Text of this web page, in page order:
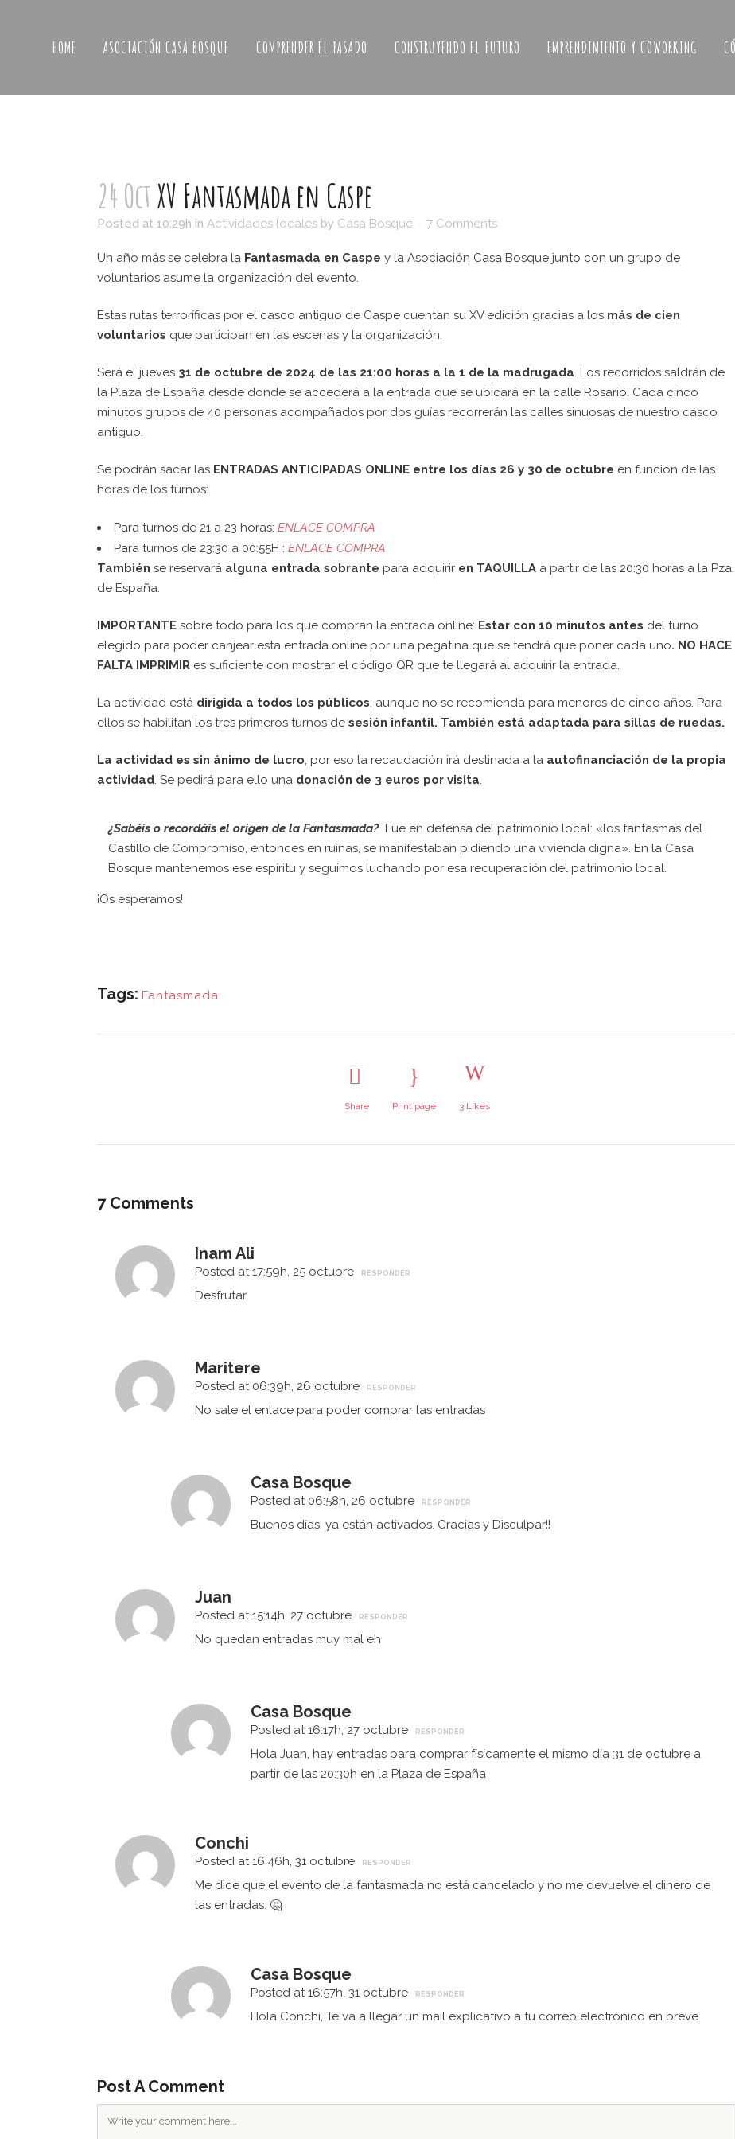
HOME ASOCIACIÓN CASA BOSQUE COMPRENDER EL PASADO CONSTRUYENDO EL FUTURO EMPRENDIMIENTO Y COWORKING
24 OctXV Fantasmada en Caspe
Posted at 10:29h in Actividades locales by Casa Bosque 7 Comments
Un año más se celebra la Fantasmada en Caspe y la Asociación Casa Bosque junto con un grupo de
voluntarios asume la organización del evento.
Estas rutas terroríficas por el casco antiguo de Caspe cuentan su XV edición gracias a los más de cien
voluntarios que participan en las escenas y la organización.
Será el jueves 31 de octubre de 2024 de las 21:00 horas a la 1 de la madrugada. Los recorridos saldrán de
la Plaza de España desde donde se accederá a la entrada que se ubicará en la calle Rosario. Cada cinco
minutos grupos de 40 personas acompañados por dos guías recorrerán las calles sinuosas de nuestro casco
antiguo.
Se podrán sacar las ENTRADAS ANTICIPADAS ONLINE entre los días 26 y 30 de octubre en función de las
horas de los turnos:
Para turnos de 21 a 23 horas: ENLACE COMPRA
Para turnos de 23:30 a 00:55H : ENLACE COMPRA
También se reservará alguna entrada sobrante para adquirir en TAQUILLA a partir de las 20:30 horas a la Pza.
de España.
IMPORTANTE sobre todo para los que compran la entrada online: Estar con 10 minutos antes del turno
elegido para poder canjear esta entrada online por una pegatina que se tendrá que poner cada uno. NO HACE
FALTA IMPRIMIR es suficiente con mostrar el código QR que te llegará al adquirir la entrada.
La actividad está dirigida a todos los públicos, aunque no se recomienda para menores de cinco años. Para
ellos se habilitan los tres primeros turnos de sesión infantil. También está adaptada para sillas de ruedas.
La actividad es sin ánimo de lucro, por eso la recaudación irá destinada a la autofinanciación de la propia
actividad. Se pedirá para ello una donación de 3 euros por visita.
¿Sabéis o recordáis el origen de la Fantasmada? Fue en defensa del patrimonio local: «los fantasmas del
Castillo de Compromiso, entonces en ruinas, se manifestaban pidiendo una vivienda digna». En la Casa
Bosque mantenemos ese espíritu y seguimos luchando por esa recuperación del patrimonio local.
¡Os esperamos!
Tags: Fantasmada
Share Print page 3 Likes
7 Comments
Inam Ali
Posted at 17:59h, 25 octubre RESPONDER
Desfrutar
Maritere
Posted at 06:39h, 26 octubre RESPONDER
No sale el enlace para poder comprar las entradas
Casa Bosque
Posted at 06:58h, 26 octubre RESPONDER
Buenos días, ya están activados. Gracias y Disculpar!!
Juan
Posted at 15:14h, 27 octubre RESPONDER
No quedan entradas muy mal eh
Casa Bosque
Posted at 16:17h, 27 octubre RESPONDER
Hola Juan, hay entradas para comprar físicamente el mismo día 31 de octubre a
partir de las 20:30h en la Plaza de España
Conchi
Posted at 16:46h, 31 octubre RESPONDER
Me dice que el evento de la fantasmada no está cancelado y no me devuelve el dinero de
las entradas. 🤔
Casa Bosque
Posted at 16:57h, 31 octubre RESPONDER
Hola Conchi, Te va a llegar un mail explicativo a tu correo electrónico en breve.
Post A Comment
Asociación Casa Bosque
tucasa@lacasabosque.org
Caspe (Zaragoza)
Elige la fórmula que más te interese:
la Casa Bosque es la casa de
TABERNA
TALLER DE
Si quieres mantenerte